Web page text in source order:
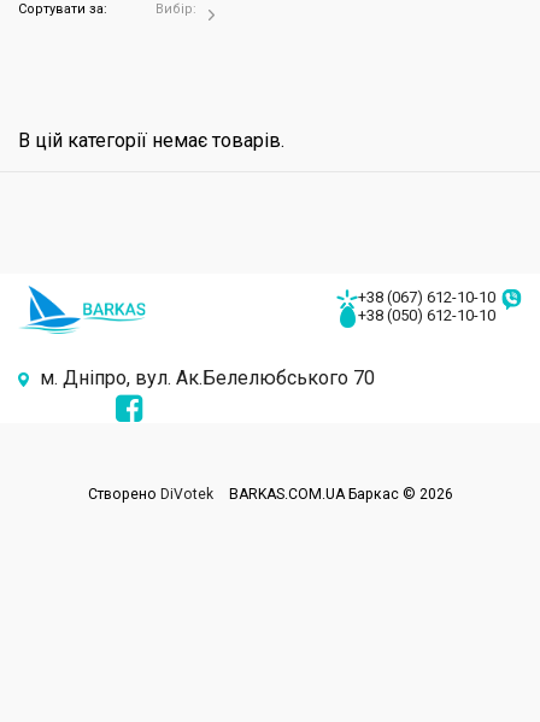
Сортувати за: Вибір:
В цій категорії немає товарів.
+38 (067) 612-10-10
+38 (050) 612-10-10
м. Дніпро, вул. Ак.Белелюбського 70
Створено DiVotek BARKAS.COM.UA Баркас © 2026